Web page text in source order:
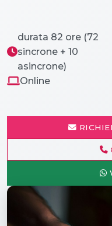
durata 82 ore (72
sincrone + 10
asincrone)
Online